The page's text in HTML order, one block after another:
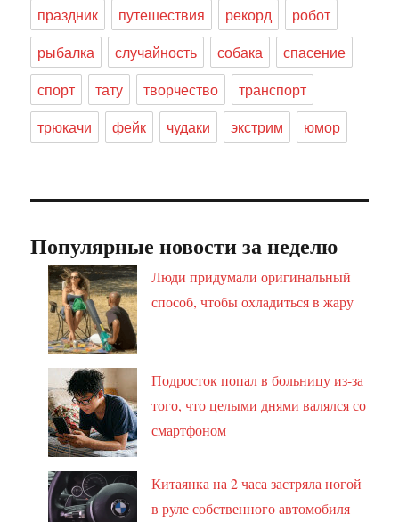
праздник
путешествия рекорд
робот
рыбалка
случайность собака
спасение
спорт
тату творчество
транспорт
трюкачи
фейк чудаки экстрим юмор
Популярные новости за неделю
Люди придумали оригинальный
способ, чтобы охладиться в жару
Подросток попал в больницу из-за
того, что целыми днями валялся со
смартфоном
Китаянка на 2 часа застряла ногой
в руле собственного автомобиля